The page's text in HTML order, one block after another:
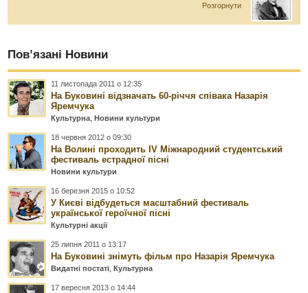
Розгорнути
Пов’язані Новини
11 листопада 2011 о 12:35
На Буковині відзначать 60-річчя співака Назарія
Яремчука
Культурна ,Новини культури
18 червня 2012 о 09:30
На Волині проходить ІV Міжнародний студентський
фестиваль естрадної пісні
Новини культури
16 березня 2015 о 10:52
У Києві відбудеться масштабний фестиваль
української героїчної пісні
Культурні акції
25 липня 2011 о 13:17
На Буковині знімуть фільм про Назарія Яремчука
Видатні постаті ,Культурна
17 вересня 2013 о 14:44